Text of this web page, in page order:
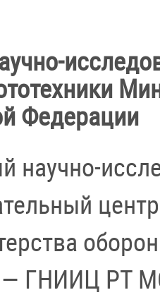
Федерации
научно-
— ГНИИЦ РТ